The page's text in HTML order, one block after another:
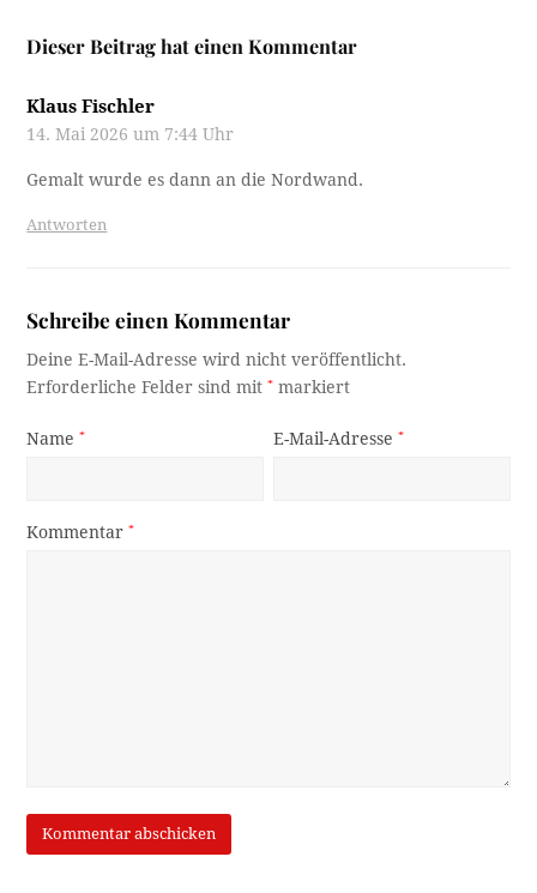
Dieser Beitrag hat einen Kommentar
Klaus Fischler
14. Mai 2026 um 7:44 Uhr
Gemalt wurde es dann an die Nordwand.
Antworten
Schreibe einen Kommentar
Deine E-Mail-Adresse wird nicht veröffentlicht.
Erforderliche Felder sind mit* markiert
Name* E-Mail-Adresse*
Kommentar*